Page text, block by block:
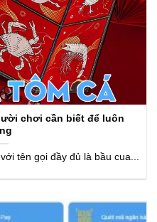
chơi cần biết để luôn
tên gọi đầy đủ là bầu cua...